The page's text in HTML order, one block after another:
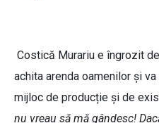
Costică Murariu e îngrozit
achita arenda oamenilor și
mijloc de producție și de
nu vreau să mă gândesc!